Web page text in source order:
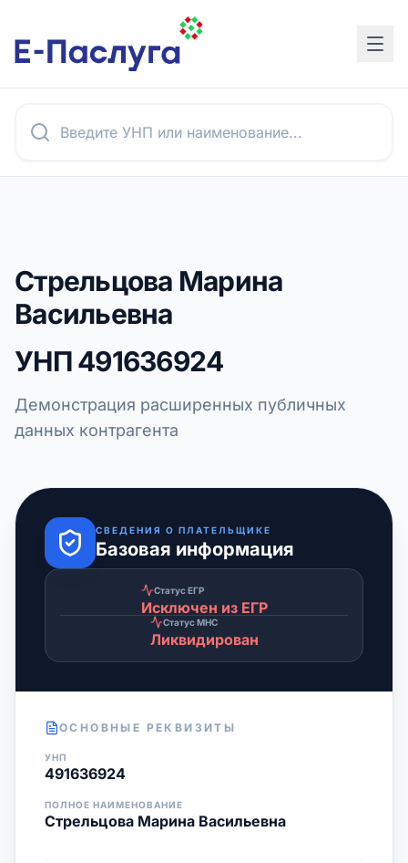
Стрельцова Марина
Васильевна
УНП491636924
Демонстрация расширенных публичных
данных контрагента
СВЕДЕНИЯ О ПЛАТЕЛЬЩИКЕ
Базовая информация
Статус ЕГР
Исключен из ЕГР
Статус МНС
Ликвидирован
ОСНОВНЫЕ РЕКВИЗИТЫ
УНП
491636924
ПОЛНОЕ НАИМЕНОВАНИЕ
Стрельцова Марина Васильевна